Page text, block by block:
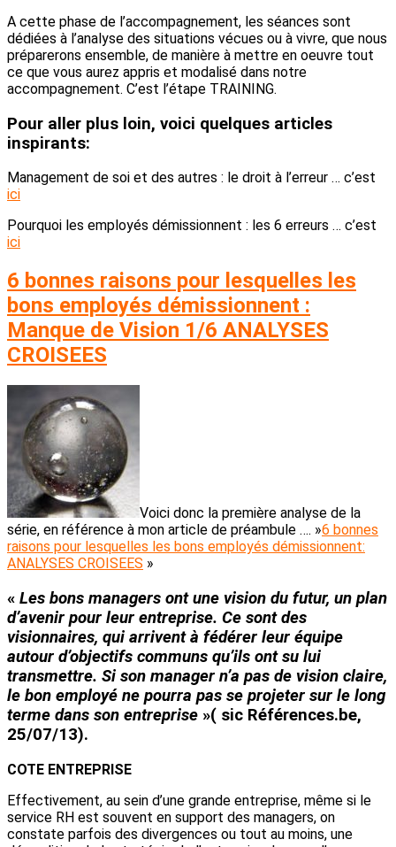
A cette phase de l’accompagnement, les séances sont
dédiées à l’analyse des situations vécues ou à vivre, que nous
préparerons ensemble, de manière à mettre en oeuvre tout
ce que vous aurez appris et modalisé dans notre
accompagnement. C’est l’étape TRAINING.
Pour aller plus loin, voici quelques articles
inspirants:
Management de soi et des autres : le droit à l’erreur … c’est
ici
Pourquoi les employés démissionnent : les 6 erreurs … c’est
ici
6 bonnes raisons pour lesquelles les
bons employés démissionnent :
Manque de Vision 1/6 ANALYSES
CROISEES
Voici donc la première analyse de la
série, en référence à mon article de préambule …. »6 bonnes
raisons pour lesquelles les bons employés démissionnent:
ANALYSES CROISEES »
« Les bons managers ont une vision du futur, un plan
d’avenir pour leur entreprise. Ce sont des
visionnaires, qui arrivent à fédérer leur équipe
autour d’objectifs communs qu’ils ont su lui
transmettre. Si son manager n’a pas de vision claire,
le bon employé ne pourra pas se projeter sur le long
terme dans son entreprise »( sic Références.be,
25/07/13).
COTE ENTREPRISE
Effectivement, au sein d’une grande entreprise, même si le
service RH est souvent en support des managers, on
constate parfois des divergences ou tout au moins, une